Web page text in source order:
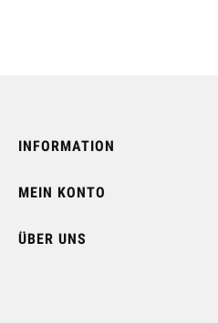
INFORMATION
MEIN KONTO
ÜBER UNS